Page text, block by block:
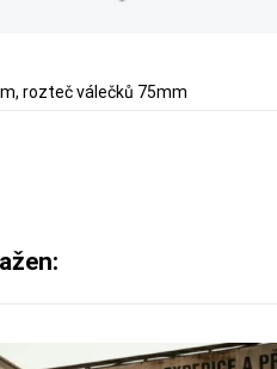
rozteč válečků 75mm